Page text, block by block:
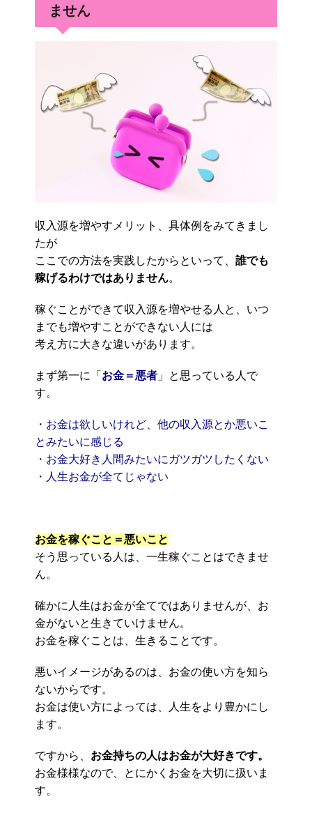
ません
収入源を増やすメリット、具体例をみてきまし
たが
ここでの方法を実践したからといって、 誰でも
稼げるわけではありません。
稼ぐことができて収入源を増やせる人と、いつ
までも増やすことができない人には
考え方に大きな違いがあります。
まず第一に「 お金＝悪者 」と思っている人で
す。
・お金は欲しいけれど、他の収入源とか悪いこ
とみたいに感じる
・お金大好き人間みたいにガツガツしたくない
・人生お金が全てじゃない
お金を稼ぐこと＝悪いこと
そう思っている人は、一生稼ぐことはできませ
ん。
確かに人生はお金が全てではありませんが、お
金がないと生きていけません。
お金を稼ぐことは、生きることです。
悪いイメージがあるのは、お金の使い方を知ら
ないからです。
お金は使い方によっては、人生をより豊かにし
ます。
ですから、 お金持ちの人はお金が大好きです。
お金様様なので、とにかくお金を大切に扱いま
す。